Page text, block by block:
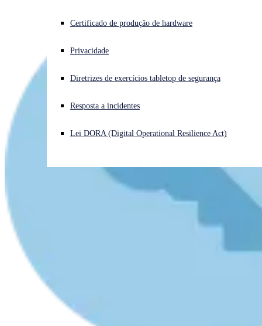
Enfrentando um ataque cibernético? Obtenha ajuda imediata
Open search
Português (Brasil) Open language switcher
Certificado de produção de hardware
Privacidade
Diretrizes de exercícios tabletop de segurança
Resposta a incidentes
Lei DORA (Digital Operational Resilience Act)